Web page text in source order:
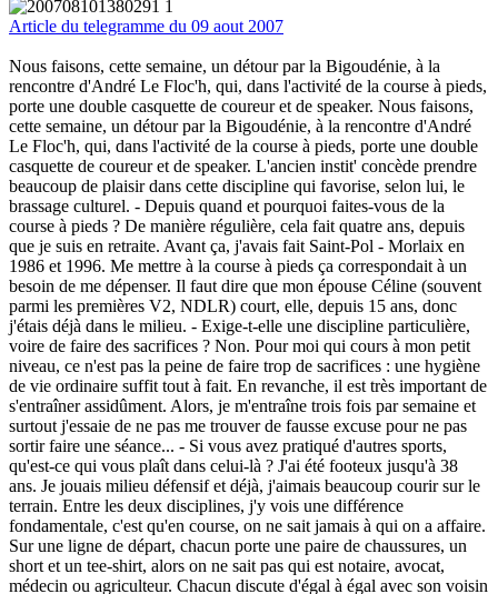
Article du telegramme du 09 aout 2007
Nous faisons, cette semaine, un détour par la Bigoudénie, à la
rencontre d'André Le Floc'h, qui, dans l'activité de la course à pieds,
porte une double casquette de coureur et de speaker. Nous faisons,
cette semaine, un détour par la Bigoudénie, à la rencontre d'André
Le Floc'h, qui, dans l'activité de la course à pieds, porte une double
casquette de coureur et de speaker. L'ancien instit' concède prendre
beaucoup de plaisir dans cette discipline qui favorise, selon lui, le
brassage culturel. - Depuis quand et pourquoi faites-vous de la
course à pieds ? De manière régulière, cela fait quatre ans, depuis
que je suis en retraite. Avant ça, j'avais fait Saint-Pol - Morlaix en
1986 et 1996. Me mettre à la course à pieds ça correspondait à un
besoin de me dépenser. Il faut dire que mon épouse Céline (souvent
parmi les premières V2, NDLR) court, elle, depuis 15 ans, donc
j'étais déjà dans le milieu. - Exige-t-elle une discipline particulière,
voire de faire des sacrifices ? Non. Pour moi qui cours à mon petit
niveau, ce n'est pas la peine de faire trop de sacrifices : une hygiène
de vie ordinaire suffit tout à fait. En revanche, il est très important de
s'entraîner assidûment. Alors, je m'entraîne trois fois par semaine et
surtout j'essaie de ne pas me trouver de fausse excuse pour ne pas
sortir faire une séance... - Si vous avez pratiqué d'autres sports,
qu'est-ce qui vous plaît dans celui-là ? J'ai été footeux jusqu'à 38
ans. Je jouais milieu défensif et déjà, j'aimais beaucoup courir sur le
terrain. Entre les deux disciplines, j'y vois une différence
fondamentale, c'est qu'en course, on ne sait jamais à qui on a affaire.
Sur une ligne de départ, chacun porte une paire de chaussures, un
short et un tee-shirt, alors on ne sait pas qui est notaire, avocat,
médecin ou agriculteur. Chacun discute d'égal à égal avec son voisin